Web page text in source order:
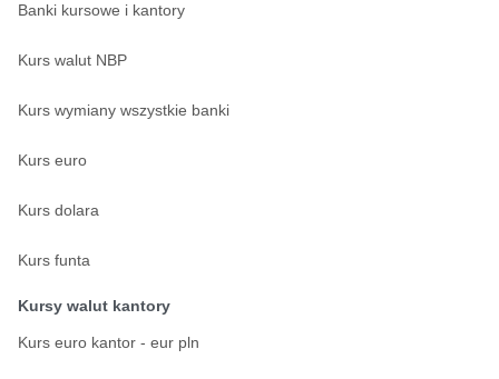
Banki kursowe i kantory
Kurs walut NBP
Kurs wymiany wszystkie banki
Kurs euro
Kurs dolara
Kurs funta
Kursy walut kantory
Kurs euro kantor - eur pln